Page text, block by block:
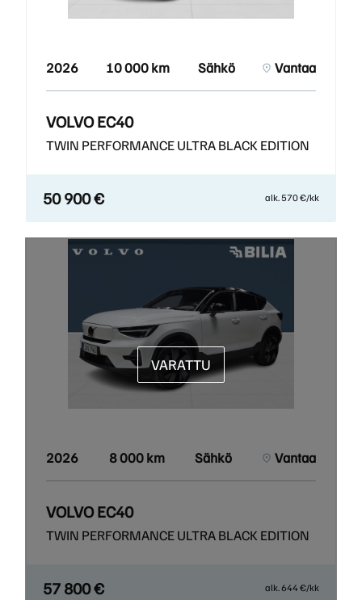
2026 10 000 km Sähkö Vantaa
VOLVO EC40
TWIN PERFORMANCE ULTRA BLACK EDITION
50 900 € alk. 570 €/kk
2026 8 000 km Sähkö Vantaa
VOLVO EC40
TWIN PERFORMANCE ULTRA BLACK EDITION
57 800 € alk. 644 €/kk
VARATTU